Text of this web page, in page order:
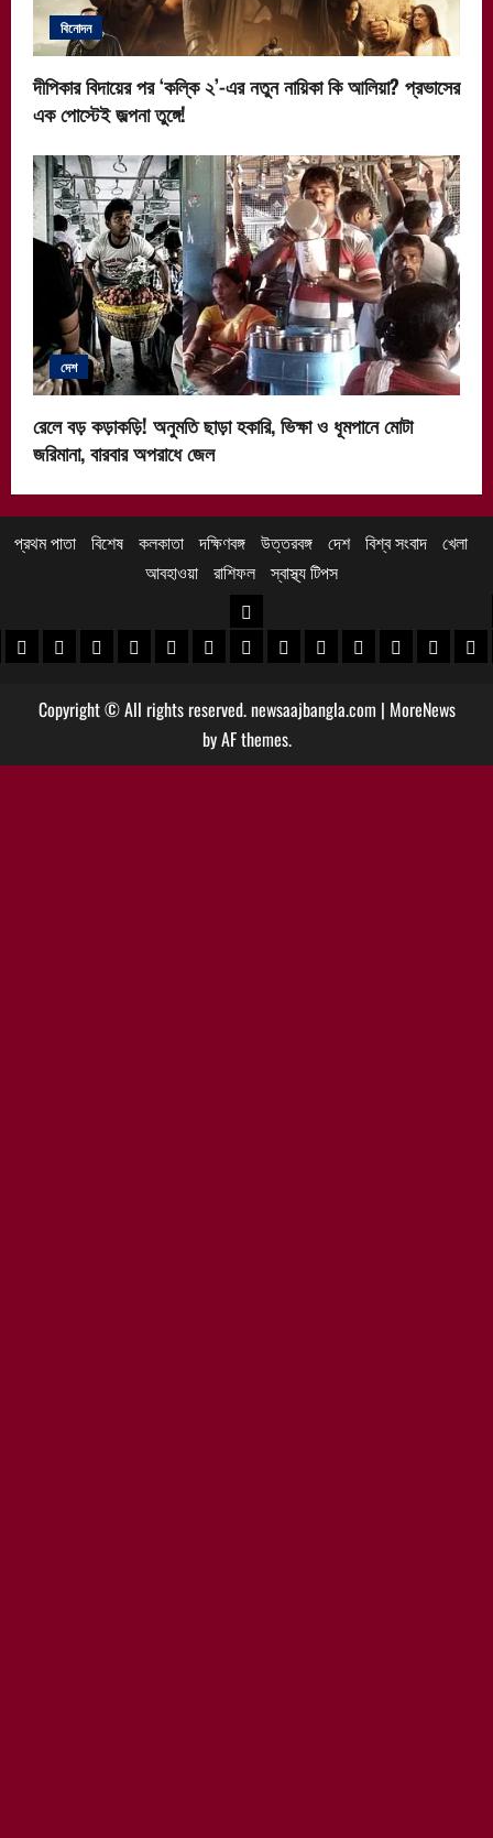
বিনোদন
দীপিকার বিদায়ের পর ‘কল্কি ২’-এর নতুন নায়িকা কি আলিয়া? প্রভাসের
এক পোস্টেই জল্পনা তুঙ্গে!
দেশ
রেলে বড় কড়াকড়ি! অনুমতি ছাড়া হকারি, ভিক্ষা ও ধূমপানে মোটা
জরিমানা, বারবার অপরাধে জেল
প্রথম পাতা বিশেষ কলকাতা দক্ষিণবঙ্গ উত্তরবঙ্গ দেশ বিশ্ব সংবাদ খেলা
আবহাওয়া
রাশিফল স্বাস্থ্য টিপস
খবর
খবর
পুরুলিয়া খবর
বাঁকুড়া খবরপশ্চিম বর্ধমান খবর
পূর্ব বর্ধমান খবর
বীরভূম খবরমুর্শিদাবাদ খবর
উত্তরবঙ্গ
কোচবিহার নিউজ
আলিপুরদুয়ার খবর
জলপাইগুড়ি খবর
শিলিগুড়ি খবর
উত্তরদক্ষিণ
Copyright © All rights reserved. newsaajbangla.com | MoreNews
by AF themes.